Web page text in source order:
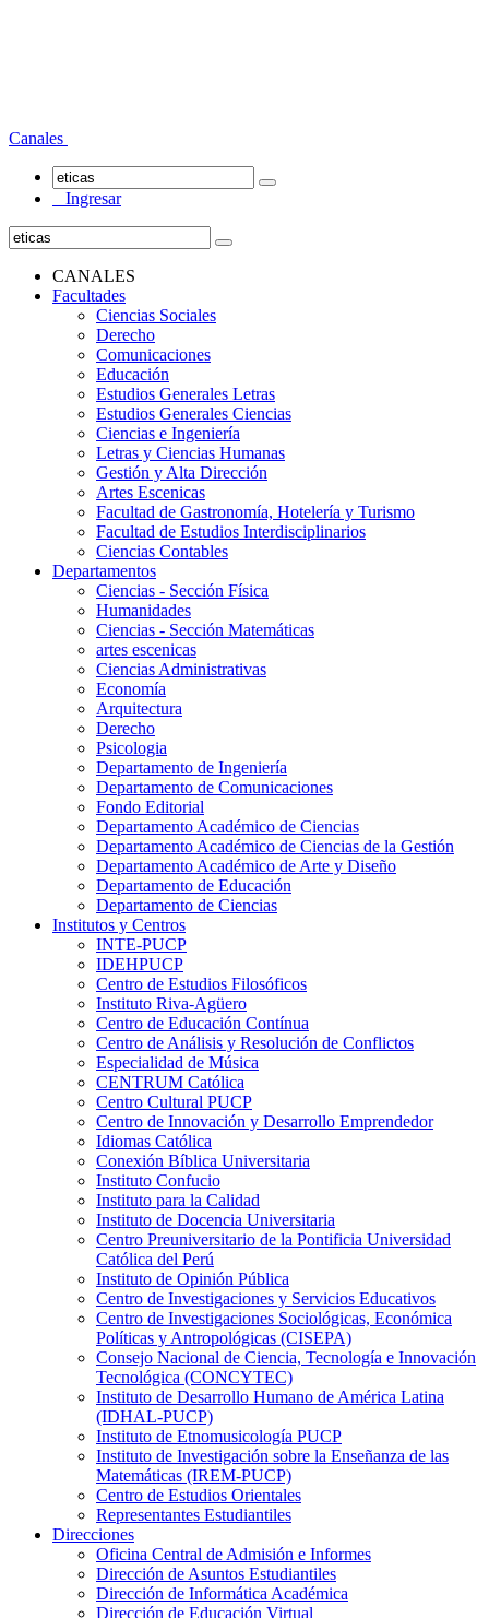
Canales
Ingresar
CANALES
Facultades
Ciencias Sociales
Derecho
Comunicaciones
Educación
Estudios Generales Letras
Estudios Generales Ciencias
Ciencias e Ingeniería
Letras y Ciencias Humanas
Gestión y Alta Dirección
Artes Escenicas
Facultad de Gastronomía, Hotelería y Turismo
Facultad de Estudios Interdisciplinarios
Ciencias Contables
Departamentos
Ciencias - Sección Física
Humanidades
Ciencias - Sección Matemáticas
artes escenicas
Ciencias Administrativas
Economía
Arquitectura
Derecho
Psicologia
Departamento de Ingeniería
Departamento de Comunicaciones
Fondo Editorial
Departamento Académico de Ciencias
Departamento Académico de Ciencias de la Gestión
Departamento Académico de Arte y Diseño
Departamento de Educación
Departamento de Ciencias
Institutos y Centros
INTE-PUCP
IDEHPUCP
Centro de Estudios Filosóficos
Instituto Riva-Agüero
Centro de Educación Contínua
Centro de Análisis y Resolución de Conflictos
Especialidad de Música
CENTRUM Católica
Centro Cultural PUCP
Centro de Innovación y Desarrollo Emprendedor
Idiomas Católica
Conexión Bíblica Universitaria
Instituto Confucio
Instituto para la Calidad
Instituto de Docencia Universitaria
Centro Preuniversitario de la Pontificia Universidad
Católica del Perú
Instituto de Opinión Pública
Centro de Investigaciones y Servicios Educativos
Centro de Investigaciones Sociológicas, Económica
Políticas y Antropológicas (CISEPA)
Consejo Nacional de Ciencia, Tecnología e Innovación
Tecnológica (CONCYTEC)
Instituto de Desarrollo Humano de América Latina
(IDHAL-PUCP)
Instituto de Etnomusicología PUCP
Instituto de Investigación sobre la Enseñanza de las
Matemáticas (IREM-PUCP)
Centro de Estudios Orientales
Representantes Estudiantiles
Direcciones
Oficina Central de Admisión e Informes
Dirección de Asuntos Estudiantiles
Dirección de Informática Académica
Dirección de Educación Virtual